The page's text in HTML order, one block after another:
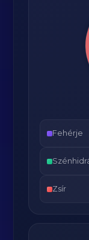
Fehérje
Zsír